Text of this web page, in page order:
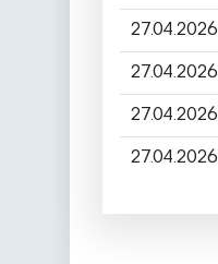
27.04.2026
27.04.2026
27.04.2026
27.04.2026